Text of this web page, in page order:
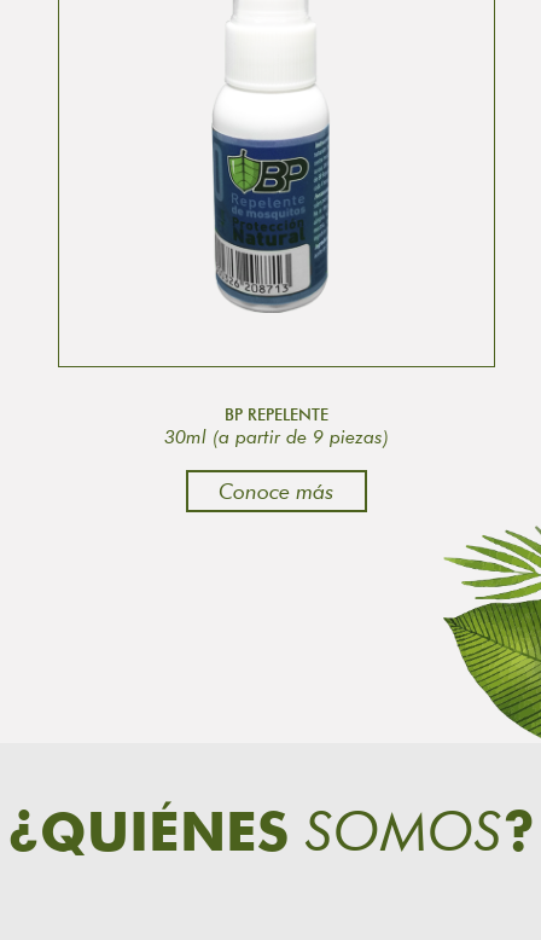
BP REPELENTE
30ml (a partir de 9 piezas)
Conoce más
¿QUIÉNES SOMOS?